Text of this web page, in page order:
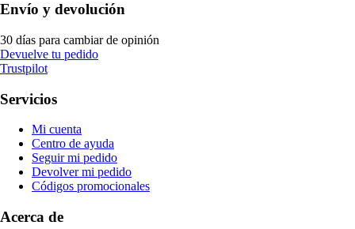
Envío y devolución
30 días para cambiar de opinión
Devuelve tu pedido
Trustpilot
Servicios
Mi cuenta
Centro de ayuda
Seguir mi pedido
Devolver mi pedido
Códigos promocionales
Acerca de